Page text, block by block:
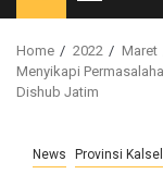
Menu
Home 2022 Maret
Menyikapi
Dishub Jatim
News Provinsi Kalsel